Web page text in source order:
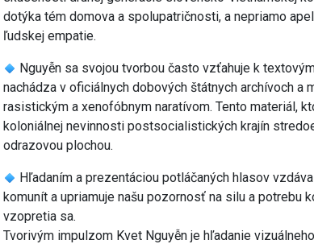
dotýka tém domova a spolupatričnosti, a nepriamo
ľudskej empatie.
Nguyễn sa svojou tvorbou často vzťahuje k
nachádza v oficiálnych dobových štátnych archívoch a
rasistickým a xenofóbnym naratívom. Tento materiál,
koloniálnej nevinnosti postsocialistických krajín
odrazovou plochou.
Hľadaním a prezentáciou potláčaných hlasov
komunít a upriamuje našu pozornosť na silu a potrebu
vzopretia sa.
Tvorivým impulzom Kvet Nguyễn je hľadanie